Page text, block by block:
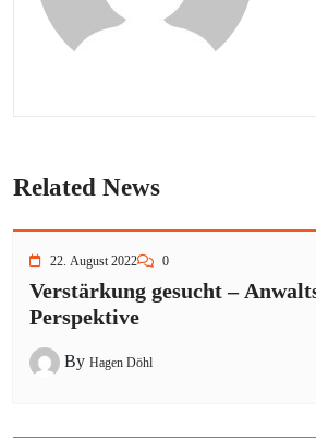
Related News
22. August 2022 0
Verstärkung gesucht –
Perspektive
By Hagen Döhl